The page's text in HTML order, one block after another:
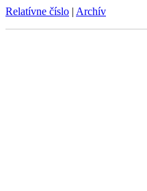
Relatívne číslo | Archív